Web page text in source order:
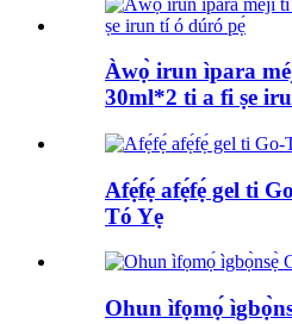
Àwọ̀ irun ìpara
30ml*2 ti a fi ṣe
Afẹ́fẹ́ afẹ́fẹ́ gel ti
Tó Yẹ
Ohun ìfọmọ́